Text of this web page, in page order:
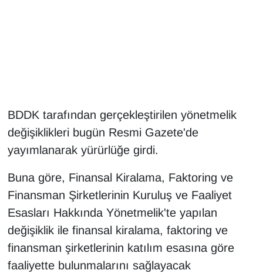
BDDK tarafından gerçekleştirilen yönetmelik
değişiklikleri bugün Resmi Gazete'de
yayımlanarak yürürlüğe girdi.
Buna göre, Finansal Kiralama, Faktoring ve
Finansman Şirketlerinin Kuruluş ve Faaliyet
Esasları Hakkında Yönetmelik'te yapılan
değişiklik ile finansal kiralama, faktoring ve
finansman şirketlerinin katılım esasına göre
faaliyette bulunmalarını sağlayacak
Kadın
Kim Kimdir?
Kültür & Sanat
KURDÎ